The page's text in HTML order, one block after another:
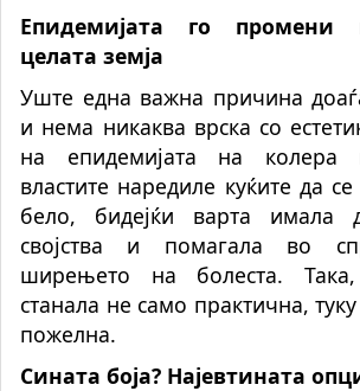
Епидемијата го промени
целата земја
Уште една важна причина
и нема никаква врска со
на епидемијата на колера
властите наредиле куќите да
бело, бидејќи варта имала
својства и помагала во
ширењето на болеста.
станала не само практична,
пожелна.
Сината боја? Најевтината